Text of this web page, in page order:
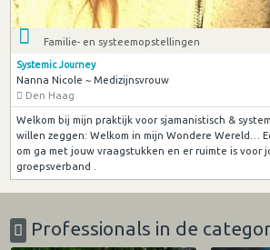
Familie- en systeemopstellingen
Systemic Journey
Nanna Nicole ~ Medizijnsvrouw
Den Haag
Welkom bij mijn praktijk voor sjamanistisch &
willen zeggen: Welkom in mijn Wondere Wereld…
om ga met jouw vraagstukken en er ruimte is voor
groepsverband .
Professionals in de